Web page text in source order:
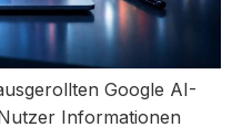
Google AI-
Informationen